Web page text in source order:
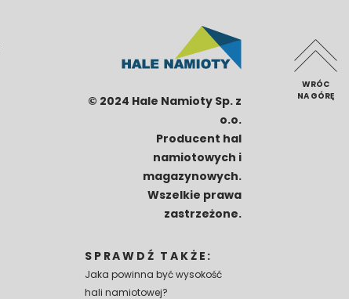
© 2024 Hale Namioty Sp. z
o.o.
Producent hal
namiotowych i
magazynowych.
Wszelkie prawa
zastrzeżone.
SPRAWDŹ TAKŻE:
Jaka powinna być wysokość
hali namiotowej?
WRÓC
NA GÓRĘ